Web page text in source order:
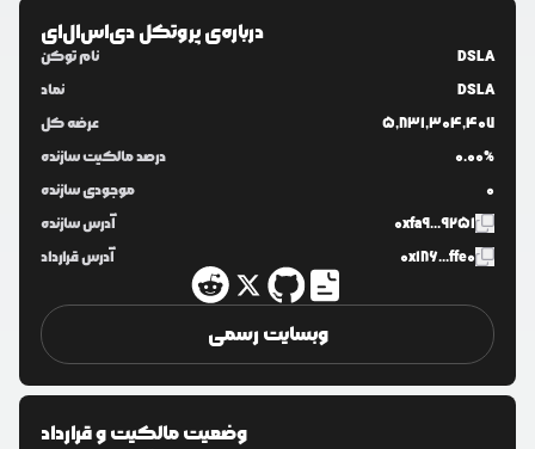
درباره‌یپروتکل دی‌اس‌ال‌ای
نام توکن
DSLA
نماد
DSLA
عرضه کل
5,831,304,407
درصد مالکیت سازنده
0.00%
موجودی سازنده
0
آدرس سازنده
0xfa9...9251
آدرس قرارداد
0x186...ffe0
وبسایت رسمی
وضعیت مالکیت و قرارداد